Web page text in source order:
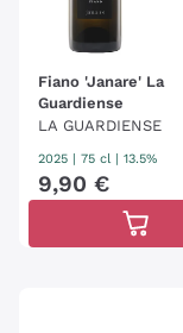
Fiano 'Janare' La
Guardiense
LA GUARDIENSE
2025 75 cl | 13.5%
9,90 €